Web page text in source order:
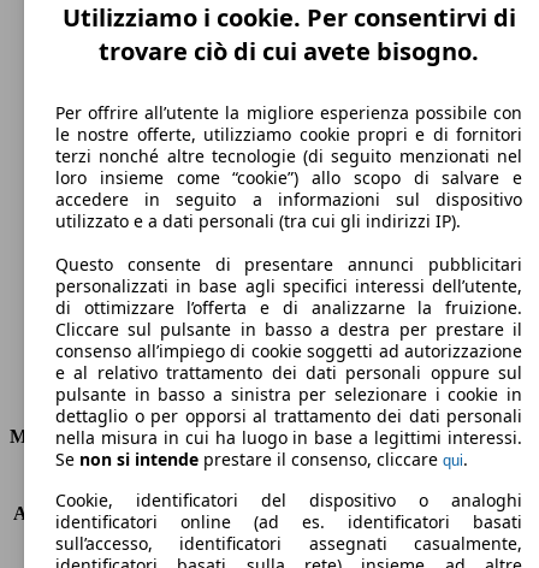
200 km/h
Elettrica/Benzina
Carburante
Motore e Prestazioni
Accelerazione (0-100 km/h)
5.8s
Velocità massima (km/h)
200 km/h
Utilizziamo i cookie. Per consentirvi di
trovare ciò di cui avete bisogno.
Per offrire all’utente la migliore esperienza possibile con
le nostre offerte, utilizziamo cookie propri e di fornitori
terzi nonché altre tecnologie (di seguito menzionati nel
loro insieme come “cookie”) allo scopo di salvare e
accedere in seguito a informazioni sul dispositivo
utilizzato e a dati personali (tra cui gli indirizzi IP).
Questo consente di presentare annunci pubblicitari
personalizzati in base agli specifici interessi dell’utente,
di ottimizzare l’offerta e di analizzarne la fruizione.
Cliccare sul pulsante in basso a destra per prestare il
consenso all’impiego di cookie soggetti ad autorizzazione
e al relativo trattamento dei dati personali oppure sul
pulsante in basso a sinistra per selezionare i cookie in
dettaglio o per opporsi al trattamento dei dati personali
nella misura in cui ha luogo in base a legittimi interessi.
Se non si intende prestare il consenso, cliccare qui.
Cookie, identificatori del dispositivo o analoghi
identificatori online (ad es. identificatori basati
sull’accesso, identificatori assegnati casualmente,